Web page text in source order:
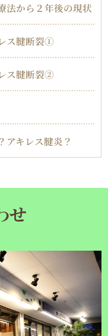
法から２年後の現状
ス腱断裂①
ス腱断裂②
アキレス腱炎？
せ